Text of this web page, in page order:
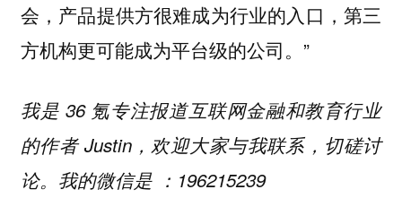
会，产品提供方很难成为行业的入口，第三
方机构更可能成为平台级的公司。”
我是 36 氪专注报道互联网金融和教育行业
的作者 Justin，欢迎大家与我联系，切磋讨
论。我的微信是 ：196215239